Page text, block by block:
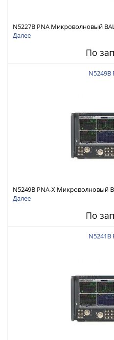
N5227B PNA Микроволновый
источник, конфиг. тестовая
Далее
По
N5249B
N5249B PNA-X Микроволновый
конфиг. тестовая установка,
Далее
По
N5241B